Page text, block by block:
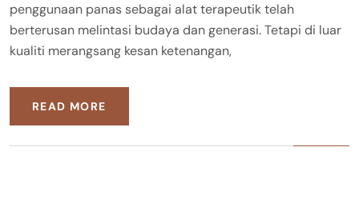
penggunaan panas sebagai alat terapeutik telah
berterusan melintasi budaya dan generasi. Tetapi di luar
kualiti merangsang kesan ketenangan,
READ MORE